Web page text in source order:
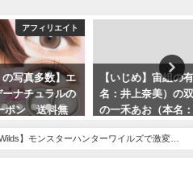
【いじめ】宙組の有愛きい（本
名：井上奈美）の双子の妹で雪組
の一禾あお（本名：井上茉美）の
動揺。天彩峰里さん警察に事情聴
取受ける！？
】モンスターハンターワイルズで激変す